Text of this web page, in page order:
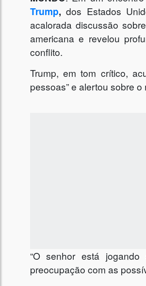
Trump, dos Estados
acalorada discussão
americana e revelou
conflito.
Trump, em tom crítico,
pessoas” e alertou sobre
“O senhor está jogando
preocupação com as